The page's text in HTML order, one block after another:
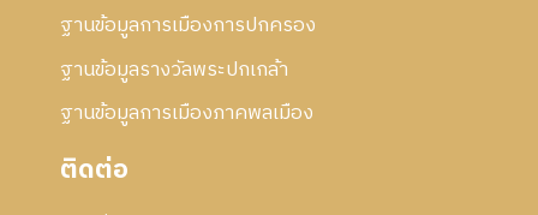
ฐานข้อมูลการเมืองการปกครอง
ฐานข้อมูลรางวัลพระปกเกล้า
ฐานข้อมูลการเมืองภาคพลเมือง
ติดต่อ